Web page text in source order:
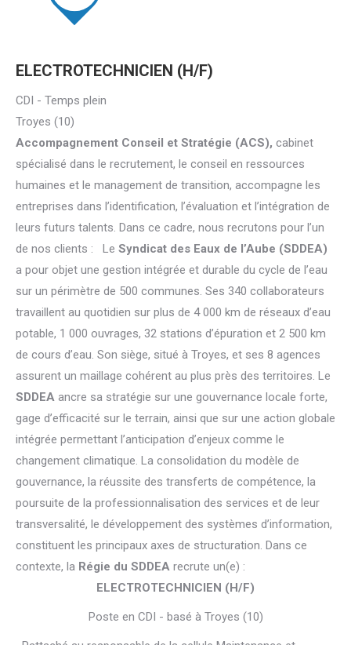
ELECTROTECHNICIEN (H/F)
CDI - Temps plein
Troyes (10)
Accompagnement Conseil et Stratégie (ACS), cabinet
spécialisé dans le recrutement, le conseil en ressources
humaines et le management de transition, accompagne les
entreprises dans l’identification, l’évaluation et l’intégration de
leurs futurs talents. Dans ce cadre, nous recrutons pour l’un
de nos clients : Le Syndicat des Eaux de l’Aube (SDDEA)
a pour objet une gestion intégrée et durable du cycle de l’eau
sur un périmètre de 500 communes. Ses 340 collaborateurs
travaillent au quotidien sur plus de 4 000 km de réseaux d’eau
potable, 1 000 ouvrages, 32 stations d’épuration et 2 500 km
de cours d’eau. Son siège, situé à Troyes, et ses 8 agences
assurent un maillage cohérent au plus près des territoires. Le
SDDEA ancre sa stratégie sur une gouvernance locale forte,
gage d’efficacité sur le terrain, ainsi que sur une action globale
intégrée permettant l’anticipation d’enjeux comme le
changement climatique. La consolidation du modèle de
gouvernance, la réussite des transferts de compétence, la
poursuite de la professionnalisation des services et de leur
transversalité, le développement des systèmes d’information,
constituent les principaux axes de structuration. Dans ce
contexte, la Régie du SDDEA recrute un(e) :
ELECTROTECHNICIEN (H/F)
Poste en CDI - basé à Troyes (10)